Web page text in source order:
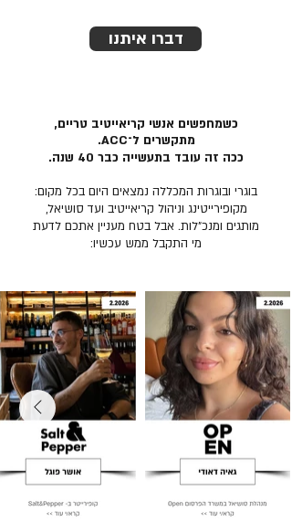
דברו איתנו
כשמחפשים אנשי קריאייטיב טריים,
מתקשרים ל־ACC.
ככה זה עובד בתעשייה כבר 40 שנה.
בוגרי ובוגרות המכללה נמצאים היום בכל מקום:
מקופירייטינג וניהול קריאייטיב ועד סושיאל,
מותגים ומנכ״לות. אבל בטח מעניין אתכם לדעת
מי התקבל ממש עכשיו: